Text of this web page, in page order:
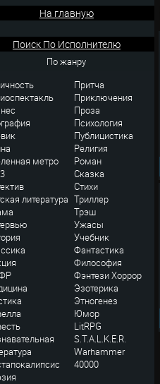
На главную
Поиск По Исполнителю
По жанру
метро
литература
Притча
Приключения
Проза
Психология
Публицистика
Религия
Роман
Сказка
Стихи
Триллер
Трэш
Ужасы
Учебник
Фантастика
Философия
ФэнтезиХоррор
Эзотерика
Этногенез
Юмор
LitRPG
S.T.A.L.K.E.R.
Warhammer
40000